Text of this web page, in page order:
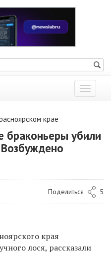
Показать
меню
крае
браконьеры убили
Поделиться 5
края
лося, рассказали